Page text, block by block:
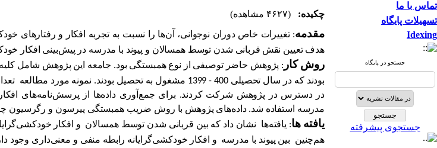
تماس با ما
تسهیلات پایگاه
Idexing
جستجو در پایگاه
جستجوی پیشرفته
چکیده: (۴۶۲۷ مشاهده)
مقدمه‌: تغییرات خاص دوران نوجوانی‌، آن‌ها را نسبت به تجربه افکار و رفتارهای
هدف تعیین نقش قربانی شدن توسط همسالان و پیوند با مدرسه در پیش‌بینی افکار
روش کار ‌: پژوهش حاضر توصیفی از نوع همبستگی بود. جامعه این پژوهش شامل
در دسترس در پژوهش شرکت کردند. برای جمع‌آوری داده‌ها از پرسش‌نامه‌های افکار
مدرسه استفاده شد. داده‌های پژوهش با روش ضریب همبستگی پیرسون و رگرسیون
یافته ها: یافته‌ها نشان داد که بین قربانی شدن توسط همسالان و افکار
هم‌چنین بین پیوند با مدرسه و افکار خودکشی‌گرایانه رابطه منفی و معنی‌‌داری وجود دارد